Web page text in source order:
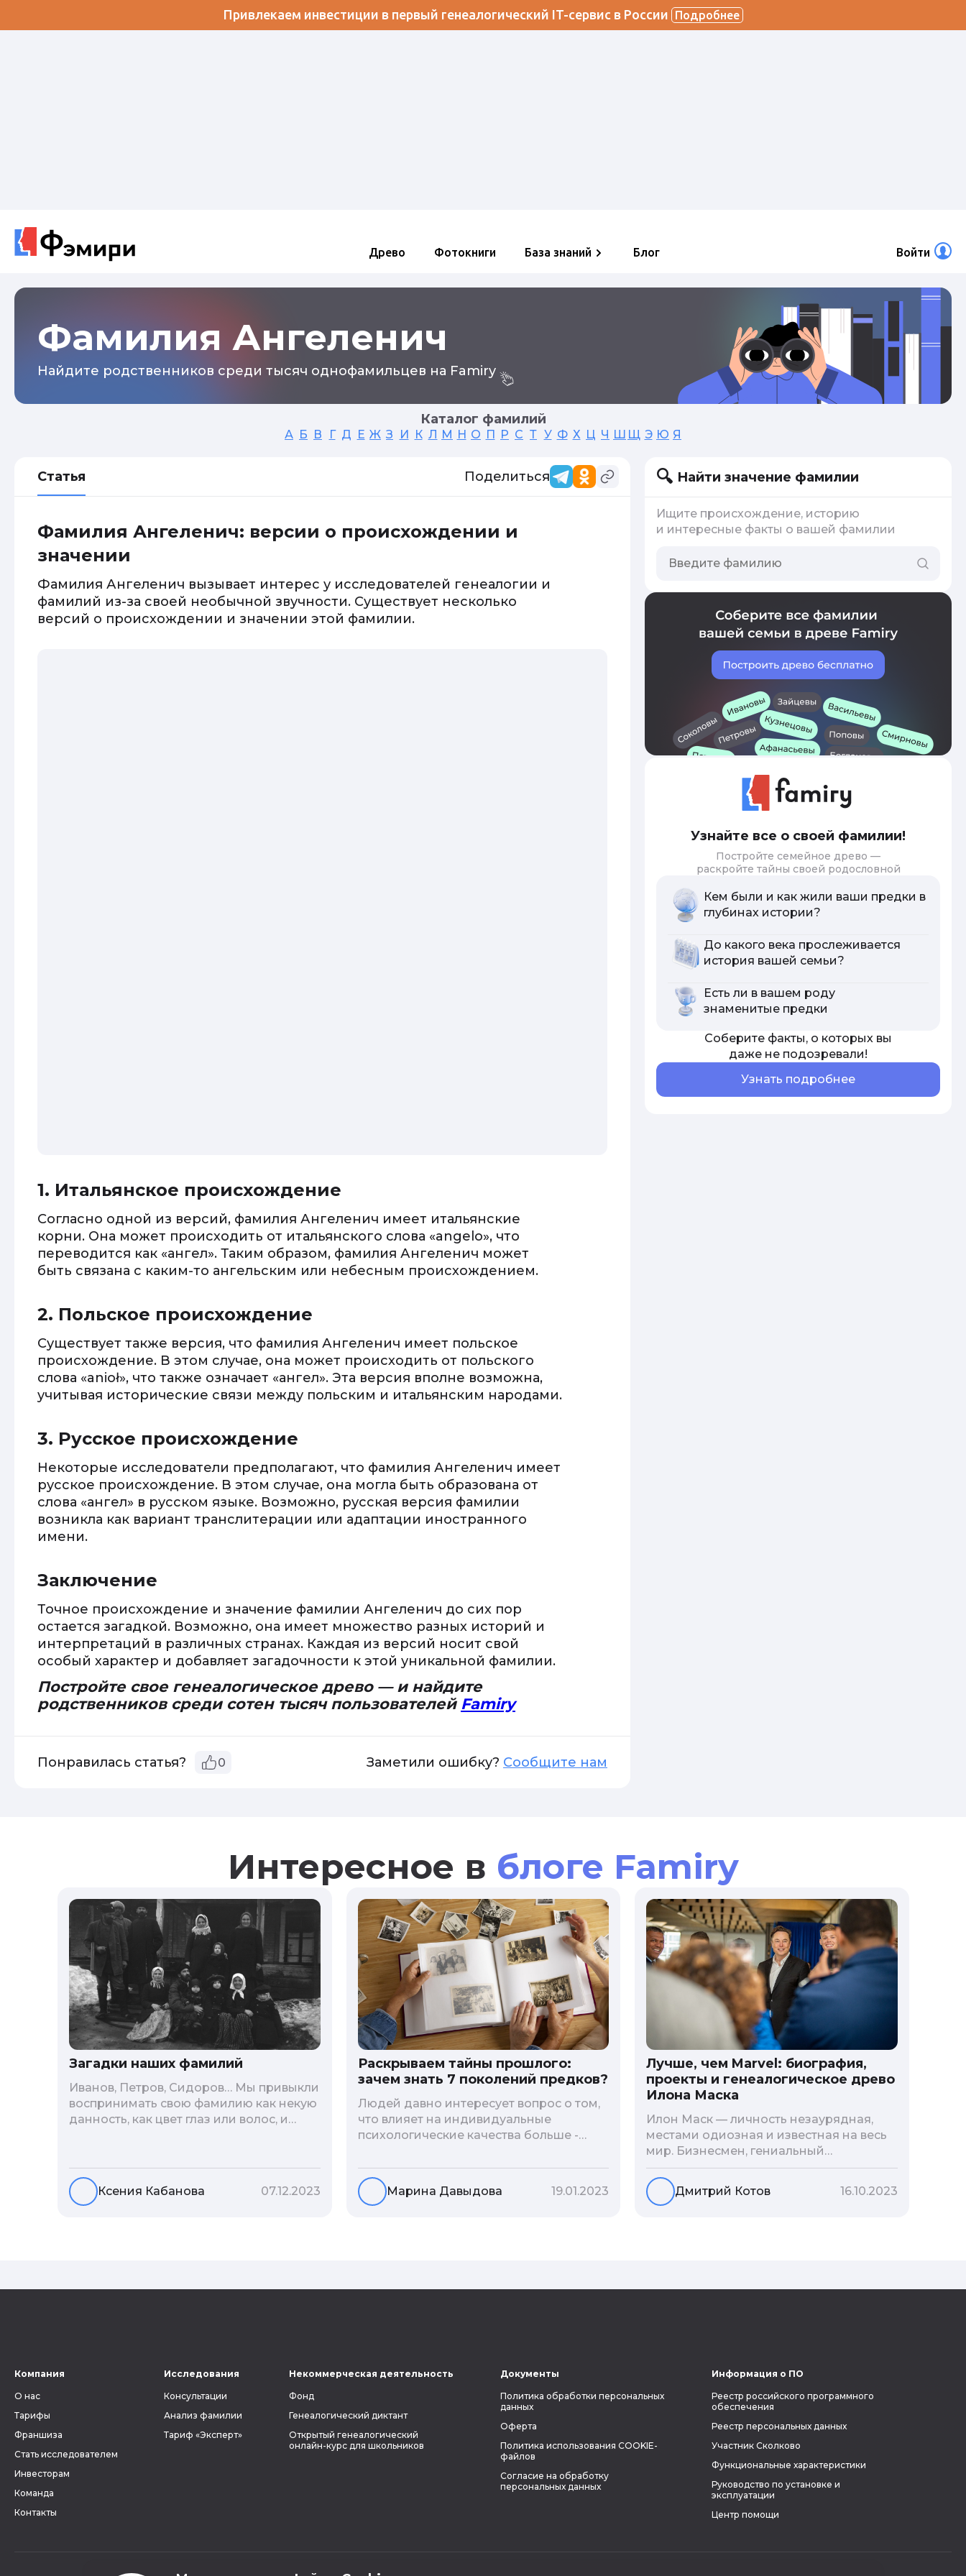
Привлекаем инвестиции в первый генеалогический IT-сервис в России Подробнее
Древо Фотокниги База знаний Блог Войти
Фамилия Ангеленич
Найдите родственников среди тысяч однофамильцев на Famiry
Каталог фамилий
А Б В Г Д Е Ж З И К Л М Н О П Р С Т У Ф Х Ц Ч Ш Щ Э Ю Я
Статья Поделиться
Фамилия Ангеленич: версии о происхождении и
значении
Фамилия Ангеленич вызывает интерес у исследователей генеалогии и
фамилий из-за своей необычной звучности. Существует несколько
версий о происхождении и значении этой фамилии.
1. Итальянское происхождение
Согласно одной из версий, фамилия Ангеленич имеет итальянские
корни. Она может происходить от итальянского слова «angelo», что
переводится как «ангел». Таким образом, фамилия Ангеленич может
быть связана с каким-то ангельским или небесным происхождением.
2. Польское происхождение
Существует также версия, что фамилия Ангеленич имеет польское
происхождение. В этом случае, она может происходить от польского
слова «anioł», что также означает «ангел». Эта версия вполне возможна,
учитывая исторические связи между польским и итальянским народами.
3. Русское происхождение
Некоторые исследователи предполагают, что фамилия Ангеленич имеет
русское происхождение. В этом случае, она могла быть образована от
слова «ангел» в русском языке. Возможно, русская версия фамилии
возникла как вариант транслитерации или адаптации иностранного
имени.
Заключение
Точное происхождение и значение фамилии Ангеленич до сих пор
остается загадкой. Возможно, она имеет множество разных историй и
интерпретаций в различных странах. Каждая из версий носит свой
особый характер и добавляет загадочности к этой уникальной фамилии.
Постройте свое генеалогическое древо — и найдите
родственников среди сотен тысяч пользователей Famiry
Понравилась статья? 0 Заметили ошибку? Сообщите нам
Найти значение фамилии
Ищите происхождение, историю
и интересные факты о вашей фамилии
Узнайте все о своей фамилии!
Постройте семейное древо —
раскройте тайны своей родословной
Кем были и как жили ваши предки в
глубинах истории?
До какого века прослеживается
история вашей семьи?
Есть ли в вашем роду
знаменитые предки
Соберите факты, о которых вы
даже не подозревали!
Узнать подробнее
Интересное в блоге Famiry
Загадки наших фамилий
Иванов, Петров, Сидоров… Мы привыкли
воспринимать свою фамилию как некую
данность, как цвет глаз или волос, и
неблагозвучной или, наоборот,
«дворянской» фамилией, и какие
секреты она может раскрыть о судьбе
Ксения Кабанова 07.12.2023
Раскрываем тайны прошлого:
зачем знать 7 поколений предков?
Людей давно интересует вопрос о том,
что влияет на индивидуальные
психологические качества больше -
человека. В астрологической практике
существует понятие геноскоп - влияние
семи поколений предков на судьбу
Марина Давыдова 19.01.2023
Лучше, чем Marvel: биография,
проекты и генеалогическое древо
Илона Маска
Илон Маск — личность незаурядная,
местами одиозная и известная на весь
мир. Бизнесмен, гениальный
изобретатель и миллиардер, живой
прообраз экранного Железного
человека — настоящий супергерой в
поделиться с читателями блога фактами
Дмитрий Котов 16.10.2023
Компания
О нас
Тарифы
Франшиза
Стать исследователем
Инвесторам
Команда
Контакты
Исследования
Консультации
Анализ фамилии
Тариф «Эксперт»
Некоммерческая деятельность
Фонд
Генеалогический диктант
Открытый генеалогический
онлайн-курс для школьников
Документы
Политика обработки персональных
данных
Оферта
Политика использования COOKIE-
файлов
Согласие на обработку
персональных данных
Информация о ПО
Реестр российского программного
обеспечения
Реестр персональных данных
Участник Сколково
Функциональные характеристики
Руководство по установке и
эксплуатации
Центр помощи